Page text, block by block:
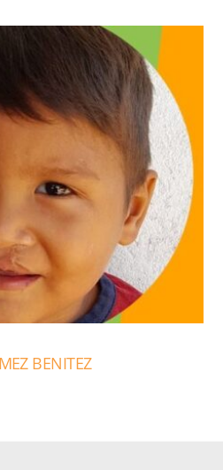
BENITEZ